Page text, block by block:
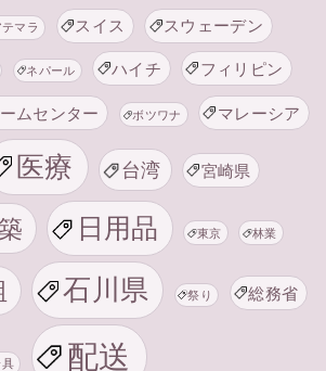
マラ スイス スウェーデン
ネパール ハイチ フィリピン
ムセンター ボツワナ マレーシア
医療 台湾 宮崎県
日用品 東京 林業
石川県 祭り 総務省
具 配送